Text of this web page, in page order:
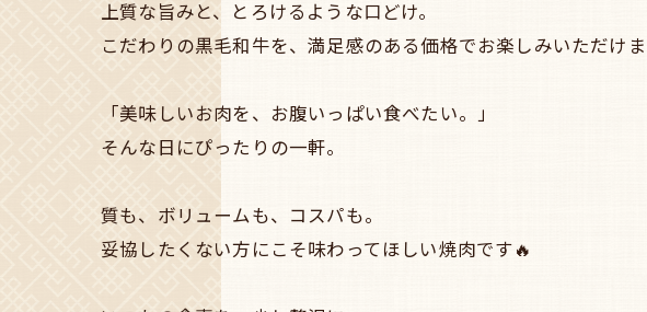
上質な旨みと、とろけるような口どけ。
こだわりの黒毛和牛を、満足感のある価格でお楽しみいただけま
「美味しいお肉を、お腹いっぱい食べたい。」
そんな日にぴったりの一軒。
質も、ボリュームも、コスパも。
妥協したくない方にこそ味わってほしい焼肉です🔥